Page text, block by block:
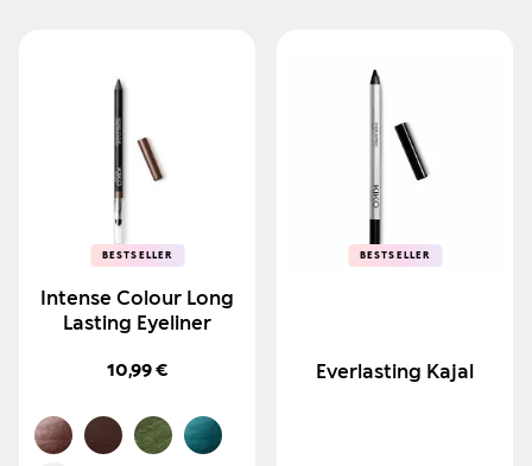
BESTSELLER
BESTSELLER
Intense Colour Long
Lasting Eyeliner
10,99 €
BESTSELLER
BESTSELLER
Everlasting Kajal